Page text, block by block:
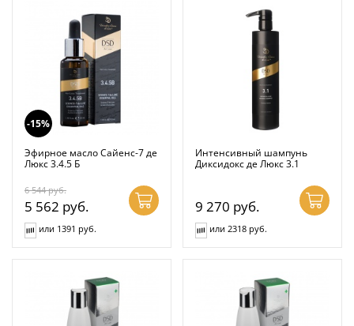
-15%
Эфирное масло Сайенс-7 де
Люкс 3.4.5 Б
6 544руб.
5 562 руб.
или 1391 руб.
Интенсивный шампунь
Диксидокс де Люкс 3.1
9 270 руб.
или 2318 руб.